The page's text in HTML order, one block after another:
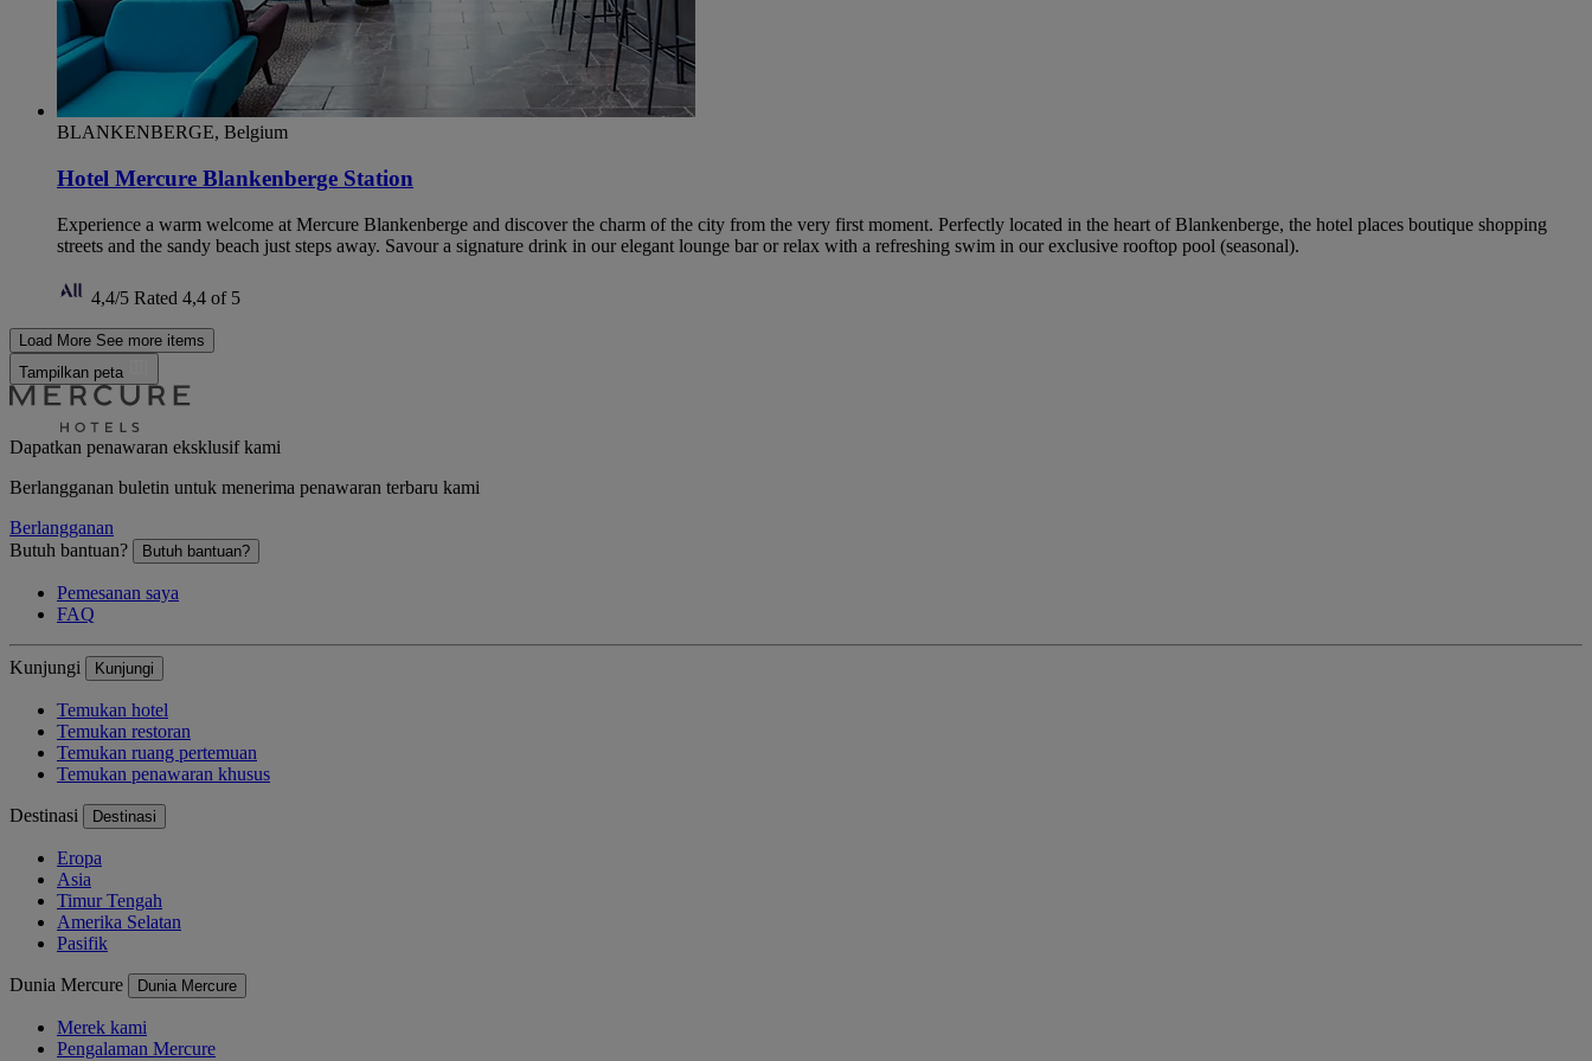
BLANKENBERGE, Belgium
Hotel Mercure Blankenberge Station
Experience a warm welcome at Mercure Blankenberge and discover the charm of the city from the very first moment. Perfectly located in the heart of Blankenberge, the hotel places boutique shopping
streets and the sandy beach just steps away. Savour a signature drink in our elegant lounge bar or relax with a refreshing swim in our exclusive rooftop pool (seasonal).
4,4/5 Rated 4,4 of 5
Load More See more items
Tampilkan peta
Dapatkan penawaran eksklusif kami
Berlangganan buletin untuk menerima penawaran terbaru kami
Berlangganan
Butuh bantuan?
Butuh bantuan?
Pemesanan saya
FAQ
Kunjungi Kunjungi
Temukan hotel
Temukan restoran
Temukan ruang pertemuan
Temukan penawaran khusus
Destinasi Destinasi
Eropa
Asia
Timur Tengah
Amerika Selatan
Pasifik
Dunia Mercure Dunia Mercure
Merek kami
Pengalaman Mercure